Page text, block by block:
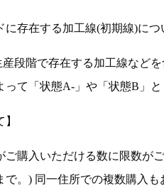
に存在する加工線(初期線)につ
段階で存在する加工線など
って「状態A-」や「状態B」と
ご購入いただける数に限数が
で。) 同一住所での複数購入も